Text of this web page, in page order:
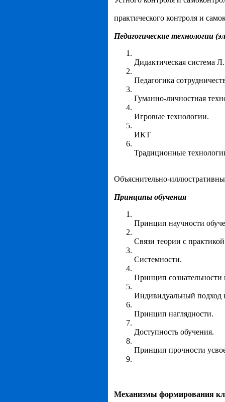
практического контроля и
Педагогические технологии
Дидактическая система
Педагогика
Гуманно-личностная
Игровые технологии.
ИКТ
Традиционные
Объяснительно-
Принципы обучения
Принцип научности
Связи теории с
Системности.
Принцип сознательности
Индивидуальный подход
Принцип наглядности.
Доступность обучения.
Принцип прочности
Механизмы формирования